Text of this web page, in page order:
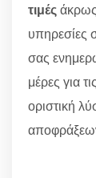
τιμέςάκρως
υπηρεσίες
σας
μέρες για
οριστική